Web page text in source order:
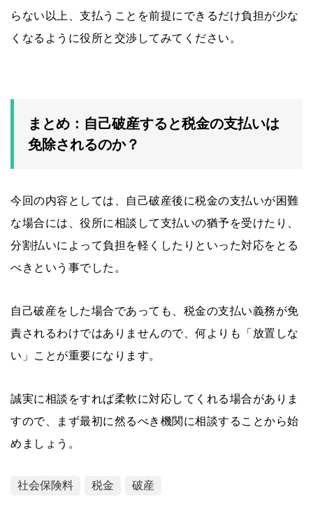
らない以上、支払うことを前提にできるだけ負担が少な
くなるように役所と交渉してみてください。
まとめ：自己破産すると税金の支払いは
免除されるのか？
今回の内容としては、自己破産後に税金の支払いが困難
な場合には、役所に相談して支払いの猶予を受けたり、
分割払いによって負担を軽くしたりといった対応をとる
べきという事でした。
自己破産をした場合であっても、税金の支払い義務が免
責されるわけではありませんので、何よりも「放置しな
い」ことが重要になります。
誠実に相談をすれば柔軟に対応してくれる場合がありま
すので、まず最初に然るべき機関に相談することから始
めましょう。
社会保険料 税金 破産